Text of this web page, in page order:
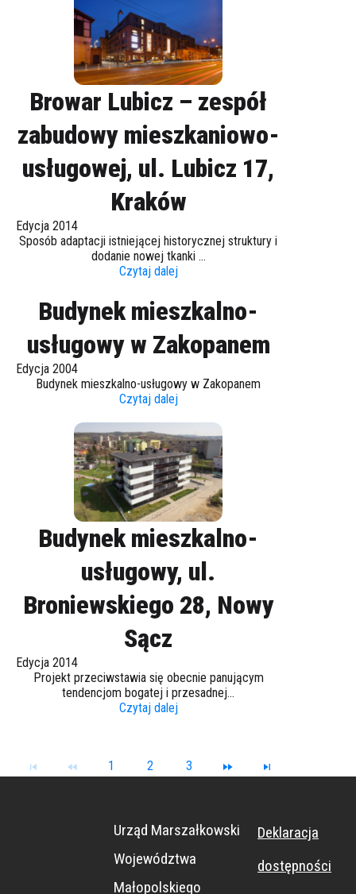
Browar Lubicz – zespół
zabudowy mieszkaniowo-
usługowej, ul. Lubicz 17,
Kraków
Edycja 2014
Sposób adaptacji istniejącej historycznej struktury i
dodanie nowej tkanki ...
Czytaj dalej
Budynek mieszkalno-
usługowy w Zakopanem
Edycja 2004
Budynek mieszkalno-usługowy w Zakopanem
Czytaj dalej
Budynek mieszkalno-
usługowy, ul.
Broniewskiego 28, Nowy
Sącz
Edycja 2014
Projekt przeciwstawia się obecnie panującym
tendencjom bogatej i przesadnej...
Czytaj dalej
1 2 3
Urząd Marszałkowski
Województwa
Małopolskiego
Deklaracja
dostępności